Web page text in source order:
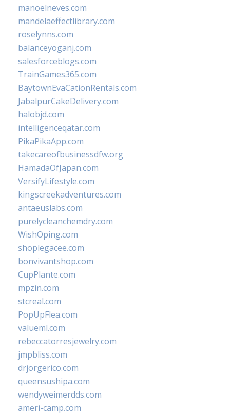
manoelneves.com
mandelaeffectlibrary.com
roselynns.com
balanceyoganj.com
salesforceblogs.com
TrainGames365.com
BaytownEvaCationRentals.com
JabalpurCakeDelivery.com
halobjd.com
intelligenceqatar.com
PikaPikaApp.com
takecareofbusinessdfw.org
HamadaOfJapan.com
VersifyLifestyle.com
kingscreekadventures.com
antaeuslabs.com
purelycleanchemdry.com
WishOping.com
shoplegacee.com
bonvivantshop.com
CupPlante.com
mpzin.com
stcreal.com
PopUpFlea.com
valueml.com
rebeccatorresjewelry.com
jmpbliss.com
drjorgerico.com
queensushipa.com
wendyweimerdds.com
ameri-camp.com